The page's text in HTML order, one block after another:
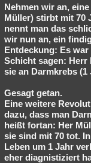
Nehmen wir an,
Müller) stirbt mit 70
nennt man das
wir nun an, ein
Entdeckung: Es
Schicht sagen: Herr
sie an Darmkrebs
Gesagt getan.
Eine weitere
dazu, dass man
heißt fortan: Her
sie sind mit 70 tot.
Leben um 1 Jahr
eher diagnistiziert